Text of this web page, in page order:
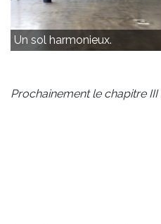
Un sol harmonieux.
Prochainement le chapitre